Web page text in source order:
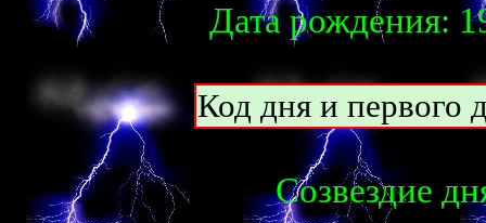
Дата рождения:
Код дня и первого
Созвездие